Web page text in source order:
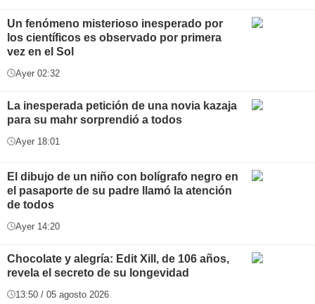
Un fenómeno misterioso inesperado por
los científicos es observado por primera
vez en el Sol
Ayer 02:32
La inesperada petición de una novia kazaja
para su mahr sorprendió a todos
Ayer 18:01
El dibujo de un niño con bolígrafo negro en
el pasaporte de su padre llamó la atención
de todos
Ayer 14:20
Chocolate y alegría: Edit Xill, de 106 años,
revela el secreto de su longevidad
13:50 / 05 agosto 2026